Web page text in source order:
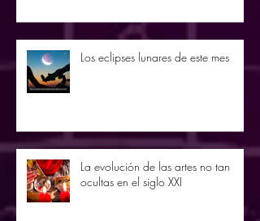
Los eclipses lunares de este mes
La evolución de las artes no tan
ocultas en el siglo XXI